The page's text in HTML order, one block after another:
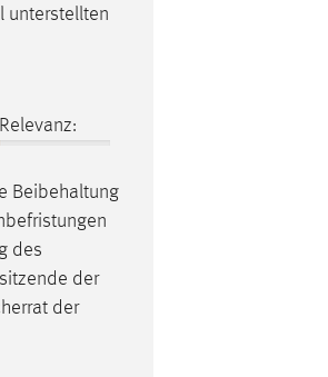
unterstellten
Relevanz:
Beibehaltung
des
der
der